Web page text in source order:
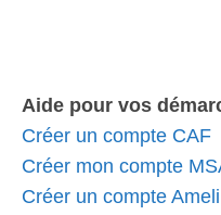
Aide pour vos
Créer un compte CAF
Créer mon compte
Créer un compte Ameli